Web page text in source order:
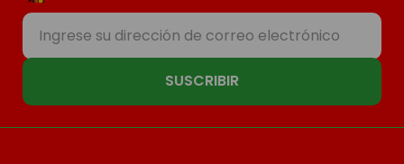
SUSCRIBIR